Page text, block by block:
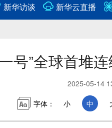
新华访谈 新华云直播
号”全球首堆
2025-05-14
字体：
小 中